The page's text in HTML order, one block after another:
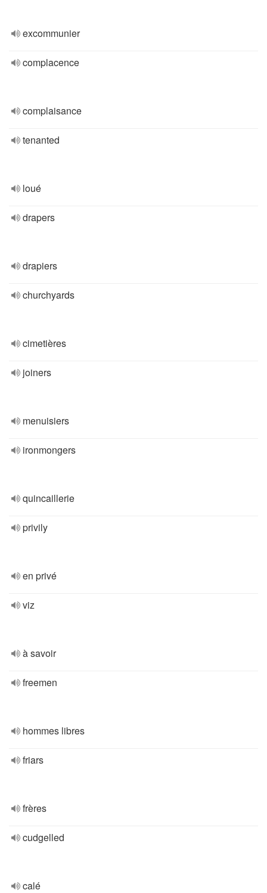
excommunier
complacence
complaisance
tenanted
loué
drapers
drapiers
churchyards
cimetières
joiners
menuisiers
ironmongers
quincaillerie
privily
en privé
viz
à savoir
freemen
hommes libres
friars
frères
cudgelled
calé